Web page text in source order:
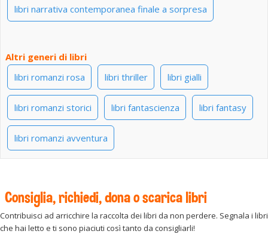
libri narrativa contemporanea finale a sorpresa
Altri generi di libri
libri romanzi rosa
libri thriller libri gialli
libri romanzi storici libri fantascienza libri fantasy
libri romanzi avventura
Consiglia, richiedi, dona o scarica libri
Contribuisci ad arricchire la raccolta dei libri da non perdere. Segnala i libri
che hai letto e ti sono piaciuti così tanto da consigliarli!